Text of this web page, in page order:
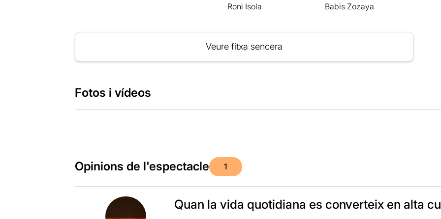
Roni Isola
Babis Zozaya
Veure fitxa sencera
Fotos i vídeos
Opinions de l'espectacle 1
Quan la vida quotidiana es converteix en alta